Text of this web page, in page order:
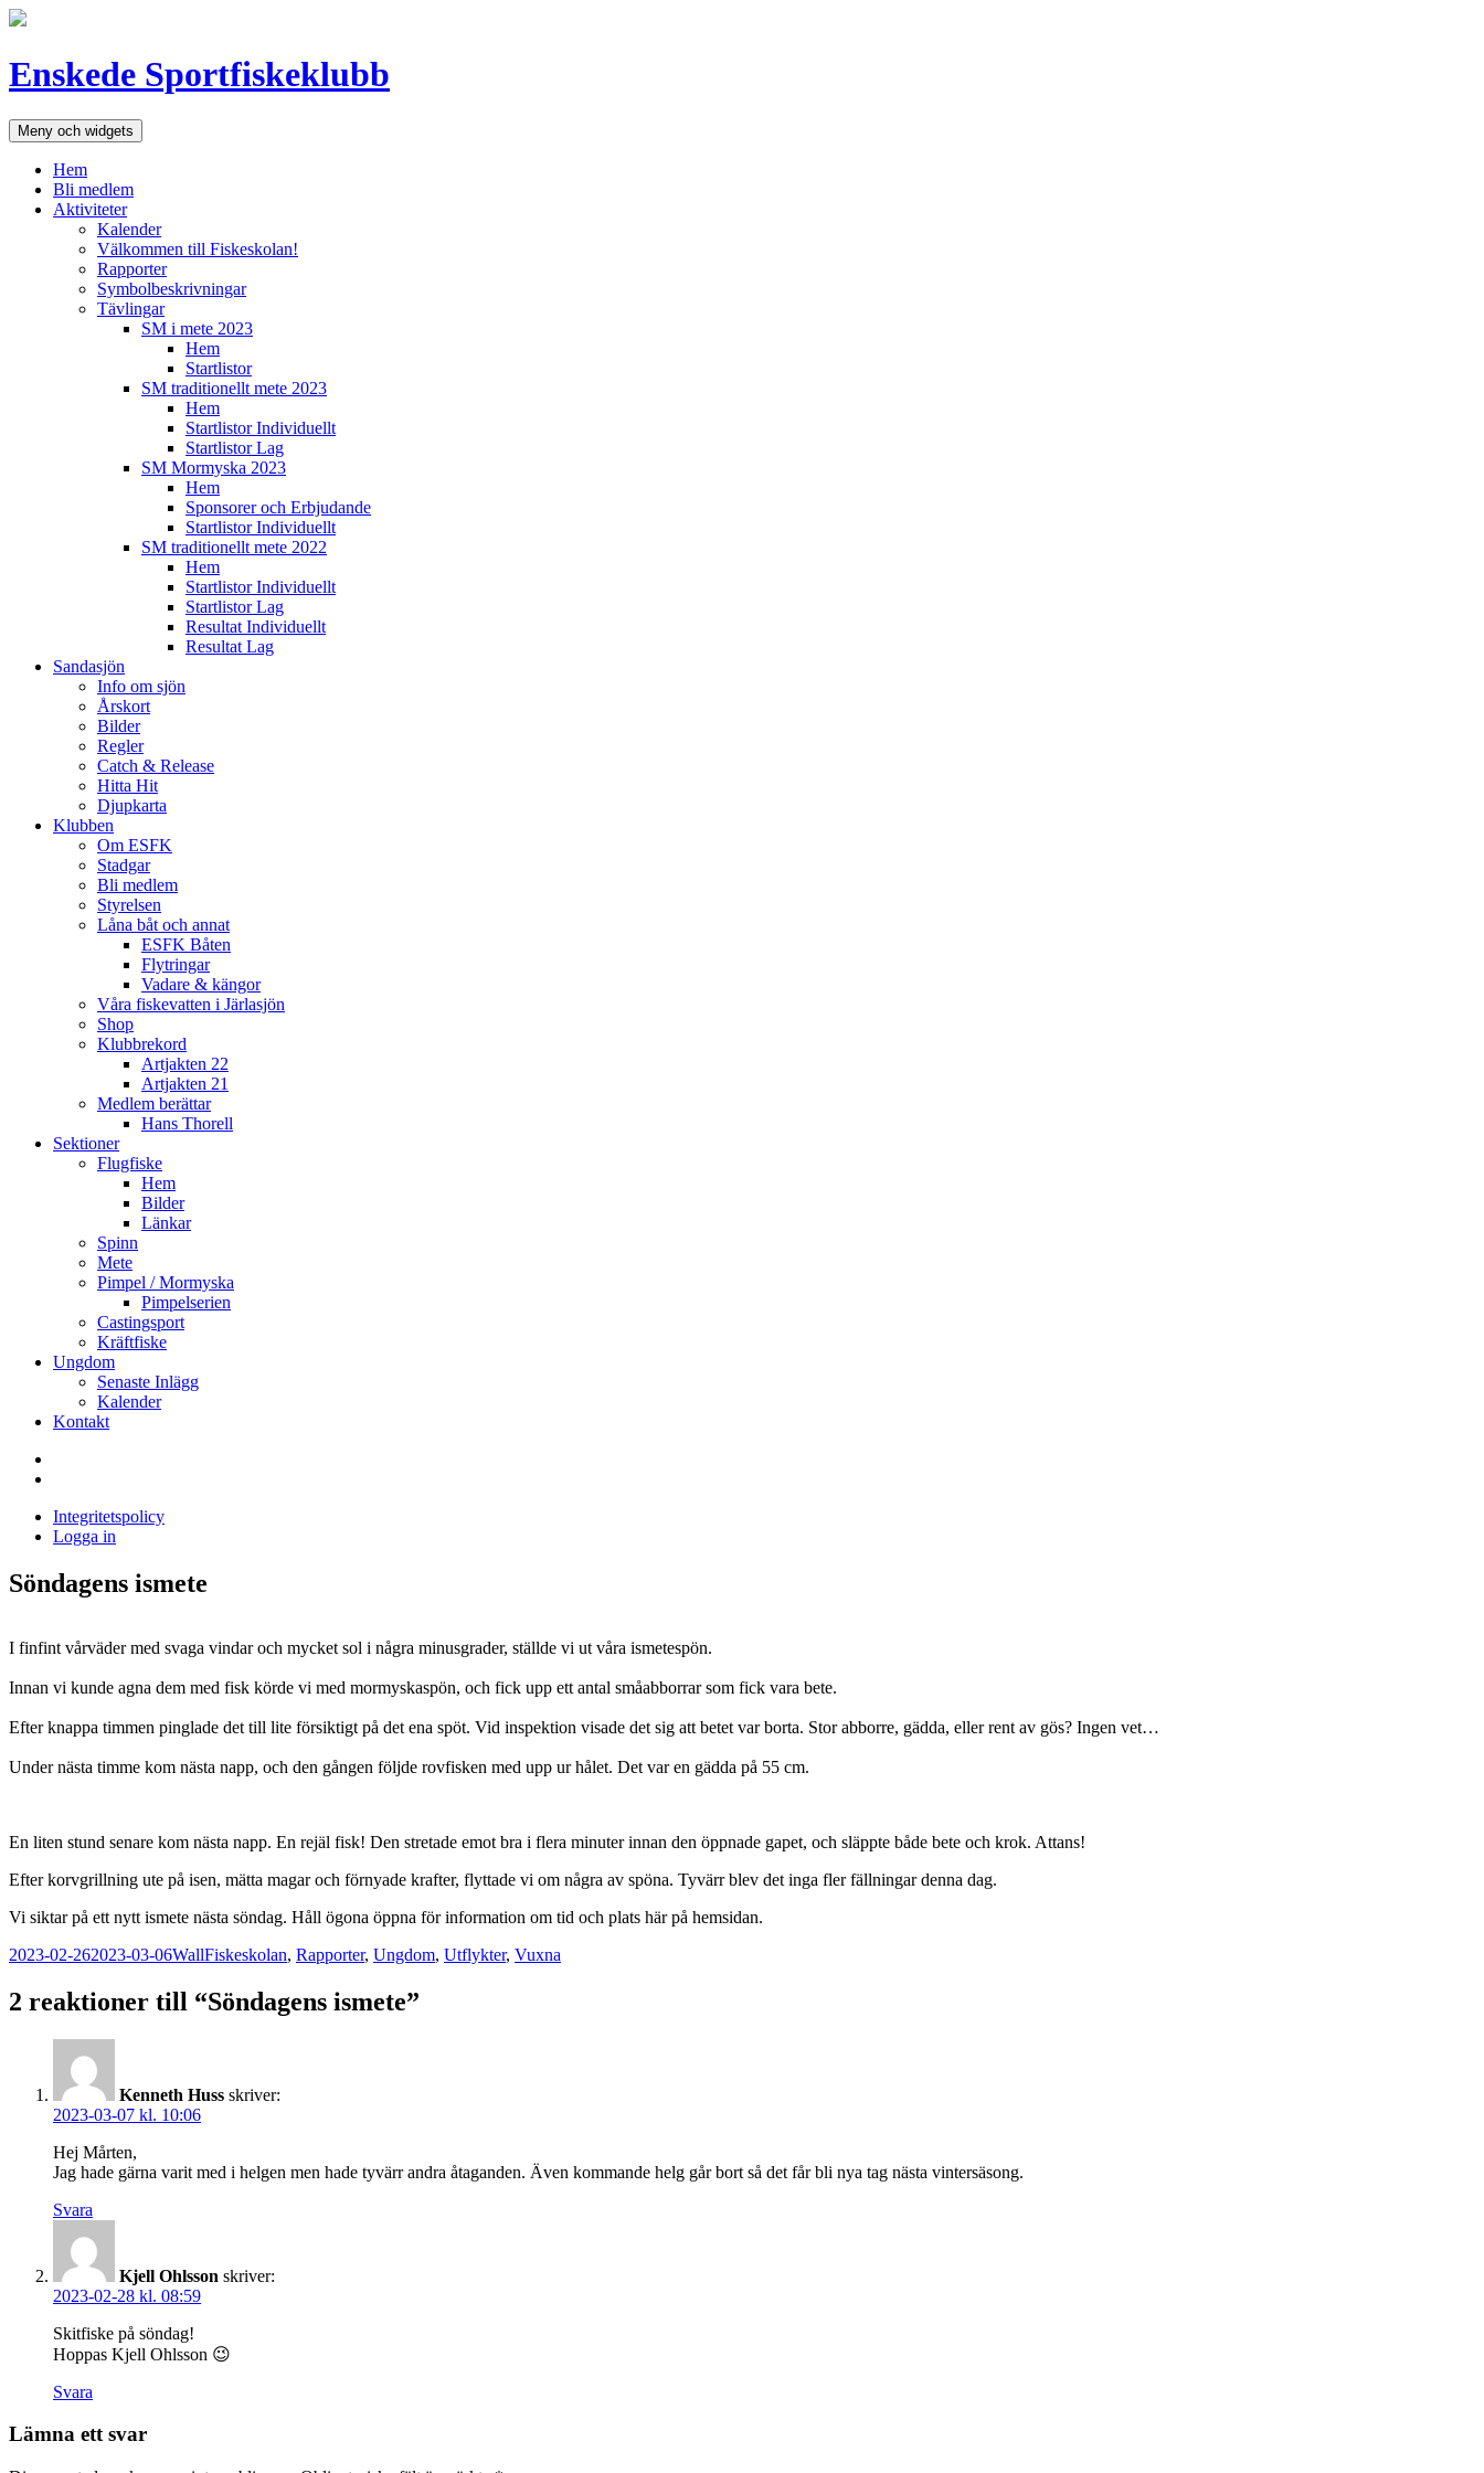
Hoppa
Enskede Sportfiskeklubb
Meny och widgets
Hem
Bli medlem
Aktiviteter
Kalender
Välkommen till Fiskeskolan!
Rapporter
Symbolbeskrivningar
Tävlingar
SM i mete 2023
Hem
Startlistor
SM traditionellt mete 2023
Hem
Startlistor Individuellt
Startlistor Lag
SM Mormyska 2023
Hem
Sponsorer och Erbjudande
Startlistor Individuellt
SM traditionellt mete 2022
Hem
Startlistor Individuellt
Startlistor Lag
Resultat Individuellt
Resultat Lag
Sandasjön
Info om sjön
Årskort
Bilder
Regler
Catch & Release
Hitta Hit
Djupkarta
Klubben
Om ESFK
Stadgar
Bli medlem
Styrelsen
Låna båt och annat
ESFK Båten
Flytringar
Vadare & kängor
Våra fiskevatten i Järlasjön
Shop
Klubbrekord
Artjakten 22
Artjakten 21
Medlem berättar
Hans Thorell
Sektioner
Flugfiske
Hem
Bilder
Länkar
Spinn
Mete
Pimpel / Mormyska
Pimpelserien
Castingsport
Kräftfiske
Ungdom
Senaste Inlägg
Kalender
Kontakt
Sandasjön
Integritetspolicy
Logga in
Söndagens ismete
I finfint vårväder med svaga vindar och mycket sol i några minusgrader, ställde vi ut våra ismetespön.
Innan vi kunde agna dem med fisk körde vi med mormyskaspön, och fick upp ett antal småabborrar som fick vara bete.
Efter knappa timmen pinglade det till lite försiktigt på det ena spöt. Vid inspektion visade det sig att betet var borta. Stor abborre, gädda, eller rent av gös? Ingen vet…
Under nästa timme kom nästa napp, och den gången följde rovfisken med upp ur hålet. Det var en gädda på 55 cm.
En liten stund senare kom nästa napp. En rejäl fisk! Den stretade emot bra i flera minuter innan den öppnade gapet, och släppte både bete och krok. Attans!
Efter korvgrillning ute på isen, mätta magar och förnyade krafter, flyttade vi om några av spöna. Tyvärr blev det inga fler fällningar denna dag.
Vi siktar på ett nytt ismete nästa söndag. Håll ögona öppna för information om tid och plats här på hemsidan.
Postat
2023-02-262023-03-06Författare
WallKategorier
Fiskeskolan, Rapporter, Ungdom, Utflykter, Vuxna
2 reaktioner till “Söndagens ismete”
Kenneth Huss skriver:
2023-03-07 kl. 10:06
Hej Mårten,
Jag hade gärna varit med i helgen men hade tyvärr andra åtaganden. Även kommande helg går bort så det får bli nya tag nästa vintersäsong.
Svara
Kjell Ohlsson skriver:
2023-02-28 kl. 08:59
Skitfiske på söndag!
Hoppas Kjell Ohlsson 😉
Svara
Lämna ett svar